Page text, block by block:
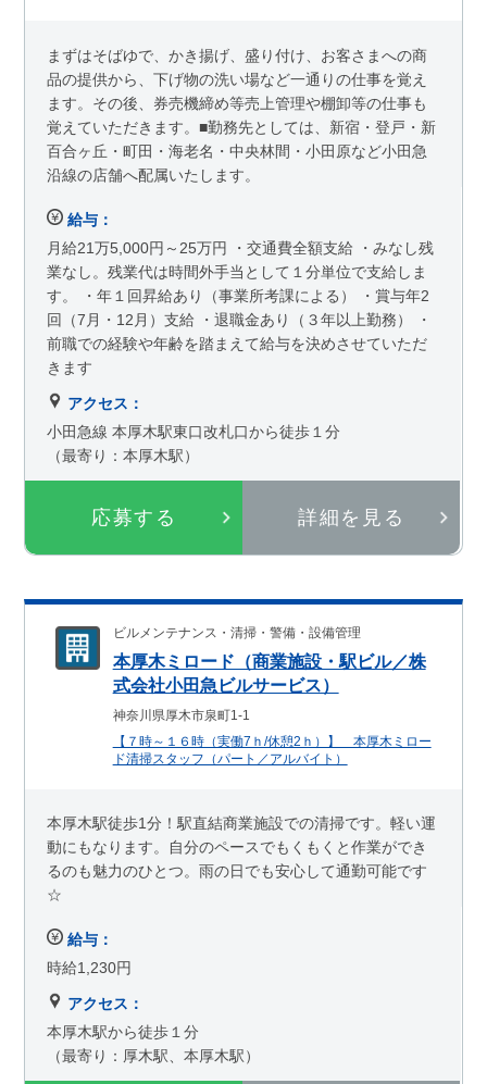
応募する 詳細を見る
まずはそばゆで、かき揚げ、盛り付け、お客さまへの商
品の提供から、下げ物の洗い場など一通りの仕事を覚え
ます。その後、券売機締め等売上管理や棚卸等の仕事も
覚えていただきます。■勤務先としては、新宿・登戸・新
百合ヶ丘・町田・海老名・中央林間・小田原など小田急
沿線の店舗へ配属いたします。
給与：
月給21万5,000円～25万円 ・交通費全額支給 ・みなし残
業なし。残業代は時間外手当として１分単位で支給しま
す。 ・年１回昇給あり（事業所考課による） ・賞与年2
回（7月・12月）支給 ・退職金あり（３年以上勤務） ・
前職での経験や年齢を踏まえて給与を決めさせていただ
きます
アクセス：
小田急線 本厚木駅東口改札口から徒歩１分
（最寄り：本厚木駅）
ビルメンテナンス・清掃・警備・設備管理
本厚木ミロード（商業施設・駅ビル／株
式会社小田急ビルサービス）
神奈川県厚木市泉町1-1
【７時～１６時（実働7ｈ/休憩2ｈ）】 本厚木ミロー
ド清掃スタッフ（パート／アルバイト）
本厚木駅徒歩1分！駅直結商業施設での清掃です。軽い運
動にもなります。自分のペースでもくもくと作業ができ
るのも魅力のひとつ。雨の日でも安心して通勤可能です
☆
給与：
時給1,230円
アクセス：
本厚木駅から徒歩１分
（最寄り：厚木駅、本厚木駅）